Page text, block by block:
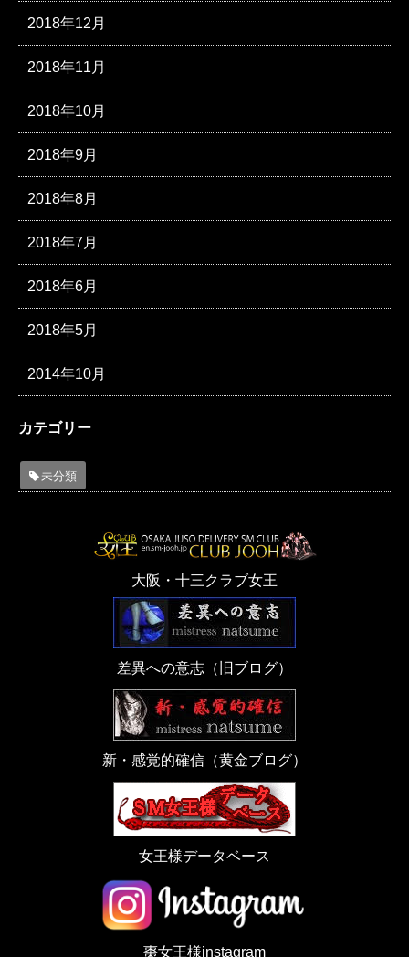
2018年12月
2018年11月
2018年10月
2018年9月
2018年8月
2018年7月
2018年6月
2018年5月
2014年10月
カテゴリー
未分類
大阪・十三クラブ女王
差異への意志（旧ブログ）
新・感覚的確信（黄金ブログ）
女王様データベース
棗女王様instagram